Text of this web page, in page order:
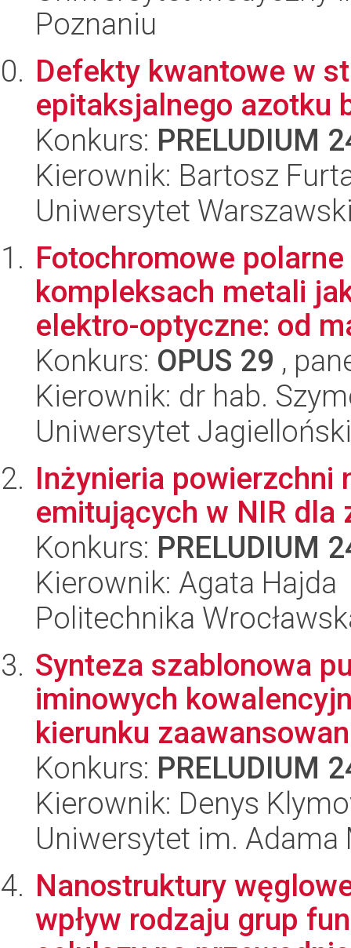
Poznaniu
Defekty kwantowe w
epitaksjalnego azotku
Konkurs: PRELUDIUM
Kierownik: Bartosz
Uniwersytet
Fotochromowe
kompleksach metali
elektro-optyczne: od
Konkurs: OPUS 29 ,
Kierownik: dr hab.
Uniwersytet Jagielloński
Inżynieria powierzchni
emitujących w NIR dla
Konkurs: PRELUDIUM
Kierownik: Agata Hajda
Politechnika
Synteza szablonowa
iminowych
kierunku
Konkurs: PRELUDIUM
Kierownik: Denys
Uniwersytet im.
Nanostruktury
wpływ rodzaju grup